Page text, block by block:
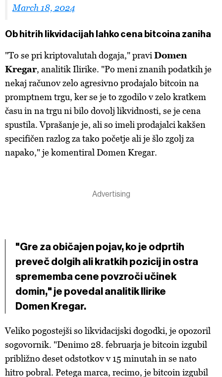
March 18, 2024
Ob hitrih likvidacijah lahko cena bitcoina zaniha
"To se pri kriptovalutah dogaja," pravi Domen
Kregar, analitik Ilirike. "Po meni znanih podatkih je
nekaj računov zelo agresivno prodajalo bitcoin na
promptnem trgu, ker se je to zgodilo v zelo kratkem
času in na trgu ni bilo dovolj likvidnosti, se je cena
spustila. Vprašanje je, ali so imeli prodajalci kakšen
specifičen razlog za tako početje ali je šlo zgolj za
napako," je komentiral Domen Kregar.
"Gre za običajen pojav, ko je odprtih
preveč dolgih ali kratkih pozicij in ostra
sprememba cene povzroči učinek
domin," je povedal analitik Ilirike
Domen Kregar.
Veliko pogostejši so likvidacijski dogodki, je opozoril
sogovornik. "Denimo 28. februarja je bitcoin izgubil
približno deset odstotkov v 15 minutah in se nato
hitro pobral. Petega marca, recimo, je bitcoin izgubil